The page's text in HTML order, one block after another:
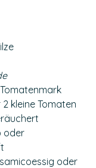
kleine Tomaten
oder
oder